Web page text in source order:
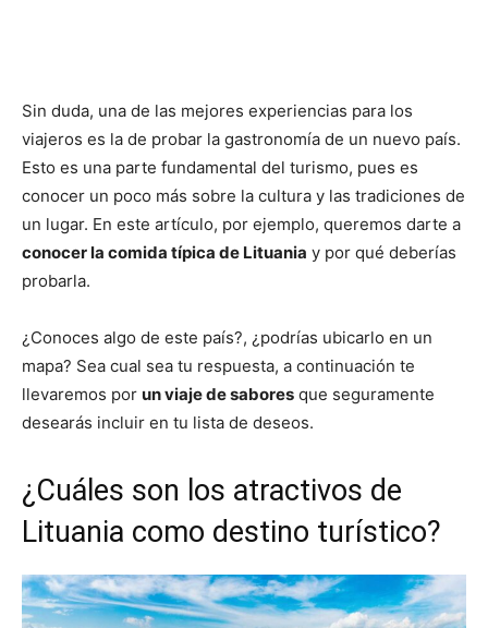
Sin duda, una de las mejores experiencias para los
viajeros es la de probar la gastronomía de un nuevo país.
Esto es una parte fundamental del turismo, pues es
conocer un poco más sobre la cultura y las tradiciones de
un lugar. En este artículo, por ejemplo, queremos darte a
conocer la comida típica de Lituania y por qué deberías
probarla.
¿Conoces algo de este país?, ¿podrías ubicarlo en un
mapa? Sea cual sea tu respuesta, a continuación te
llevaremos por un viaje de sabores que seguramente
desearás incluir en tu lista de deseos.
¿Cuáles son los atractivos de
Lituania como destino turístico?